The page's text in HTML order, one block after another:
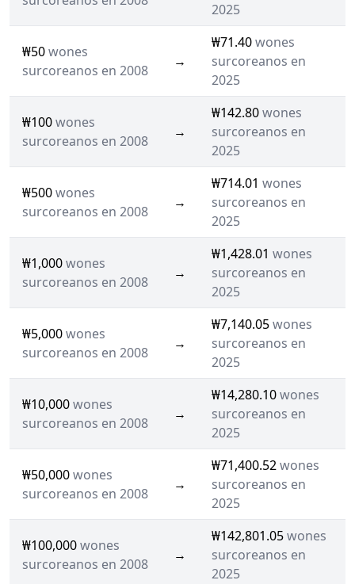
2025
₩50wones
surcoreanos en 2008
→
₩71.40wones
surcoreanos en
2025
₩100wones
surcoreanos en 2008
→
₩142.80wones
surcoreanos en
2025
₩500wones
surcoreanos en 2008
→
₩714.01 wones
surcoreanos en
2025
₩1,000wones
surcoreanos en 2008
→
₩1,428.01 wones
surcoreanos en
2025
₩5,000wones
surcoreanos en 2008
→
₩7,140.05wones
surcoreanos en
2025
₩10,000wones
surcoreanos en 2008
→
₩14,280.10wones
surcoreanos en
2025
₩50,000wones
surcoreanos en 2008
→
₩71,400.52wones
surcoreanos en
2025
₩100,000wones
surcoreanos en 2008
→
₩142,801.05wones
surcoreanos en
2025